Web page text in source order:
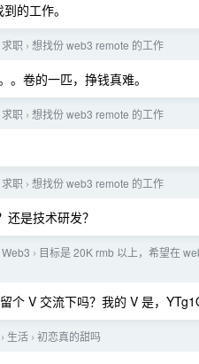
的工作。
求职 › 想找份 web3 remote 的工作
。卷的一匹，挣钱真难。
求职 › 想找份 web3 remote 的工作
求职 › 想找份 web3 remote 的工作
还是技术研发？
Web3 › 目标是 20K rmb 以上，希望在
个 V 交流下吗？我的 V 是，
› 生活 › 初恋真的甜吗